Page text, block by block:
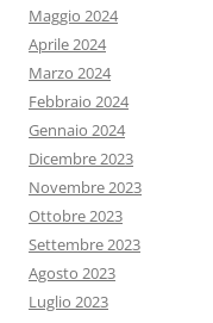
Maggio 2024
Aprile 2024
Marzo 2024
Febbraio 2024
Gennaio 2024
Dicembre 2023
Novembre 2023
Ottobre 2023
Settembre 2023
Agosto 2023
Luglio 2023